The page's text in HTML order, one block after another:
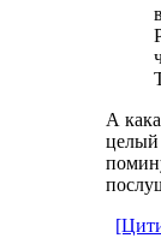
А
целый